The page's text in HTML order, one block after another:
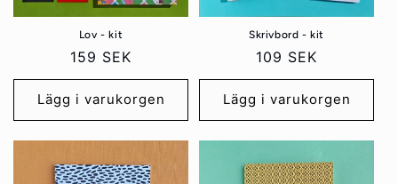
Lov - kit
Ordinarie
pris
159 SEK
Lägg i varukorgen
Skrivbord - kit
Ordinarie
pris
109 SEK
Lägg i varukorgen